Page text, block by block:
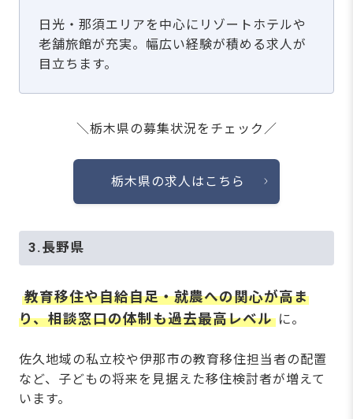
日光・那須エリアを中心にリゾートホテルや
老舗旅館が充実。幅広い経験が積める求人が
目立ちます。
＼栃木県の募集状況をチェック／
栃木県の求人はこちら
3.長野県
教育移住や自給自足・就農への関心が高ま
り、相談窓口の体制も過去最高レベル に。
佐久地域の私立校や伊那市の教育移住担当者の配置
など、子どもの将来を見据えた移住検討者が増えて
います。